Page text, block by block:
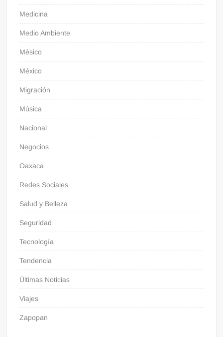
Medicina
Medio Ambiente
Mésico
México
Migración
Música
Nacional
Negocios
Oaxaca
Redes Sociales
Salud y Belleza
Seguridad
Tecnología
Tendencia
Últimas Noticias
Viajes
Zapopan